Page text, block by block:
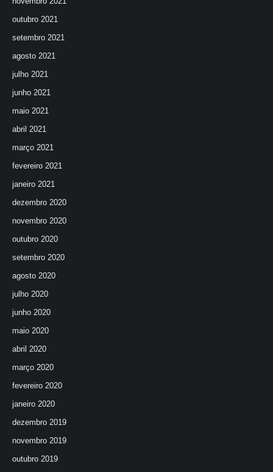
outubro 2021
setembro 2021
agosto 2021
julho 2021
junho 2021
maio 2021
abril 2021
março 2021
fevereiro 2021
janeiro 2021
dezembro 2020
novembro 2020
outubro 2020
setembro 2020
agosto 2020
julho 2020
junho 2020
maio 2020
abril 2020
março 2020
fevereiro 2020
janeiro 2020
dezembro 2019
novembro 2019
outubro 2019